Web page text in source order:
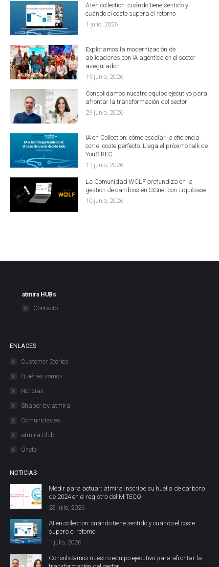
AI en collection: cuándo tiene sentido y
cuándo el coste supera el retorno
1 julio, 2026
Exploramos la modernización de
aplicaciones con IA agéntica en el sector
asegurador
19 junio, 2026
Consolidamos nuestro equipo ejecutivo para
afrontar la transformación del sector
29 junio, 2026
IA en Collection: cómo escalar la eficiencia
con el coste perfecto. Llega el próximo talk de
YouSIREC
11 junio, 2026
La Comunidad WOLF profundiza en la
gestión de cambios en SISnet con Liquibase
10 junio, 2026
atmira HUBs
Contacto
ENLACES
Customer Stories
Quiénes somos
Noticias
Shaper by atmira
Comunidades
atmira Club
Únete
NOTICIAS
Medir para actuar: atmira inscribe su huella de carbono
de 2024 en el registro del MITECO
23 julio, 2026
AI en collection: cuándo tiene sentido y cuándo el coste
supera el retorno
1 julio, 2026
Consolidamos nuestro equipo ejecutivo para afrontar la